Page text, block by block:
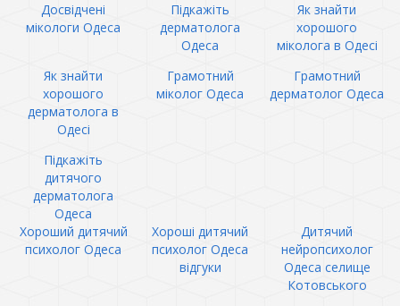
Досвідчені
мікологи Одеса
Підкажіть
дерматолога
Одеса
Як знайти
хорошого
міколога в Одесі
Як знайти
хорошого
дерматолога в
Одесі
Грамотний
міколог Одеса
Грамотний
дерматолог Одеса
Підкажіть
дитячого
дерматолога
Одеса
Хороший дитячий
психолог Одеса
Хороші дитячий
психолог Одеса
відгуки
Дитячий
нейропсихолог
Одеса селище
Котовського